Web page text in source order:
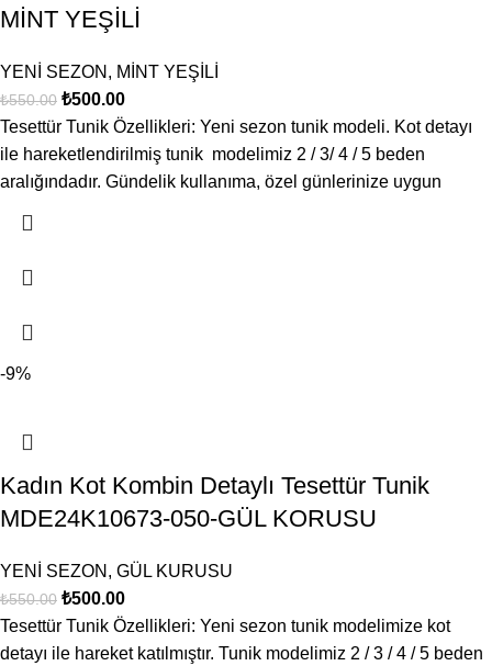
MİNT YEŞİLİ
YENİ SEZON , MİNT YEŞİLİ
₺550.00 ₺500.00
Tesettür Tunik Özellikleri: Yeni sezon tunik modeli. Kot detayı
ile hareketlendirilmiş tunik modelimiz 2 / 3/ 4 / 5 beden
aralığındadır. Gündelik kullanıma, özel günlerinize uygun
-9%
Kadın Kot Kombin Detaylı Tesettür Tunik
MDE24K10673-050-GÜL KORUSU
YENİ SEZON , GÜL KURUSU
₺550.00 ₺500.00
Tesettür Tunik Özellikleri: Yeni sezon tunik modelimize kot
detayı ile hareket katılmıştır. Tunik modelimiz 2 / 3 / 4 / 5 beden